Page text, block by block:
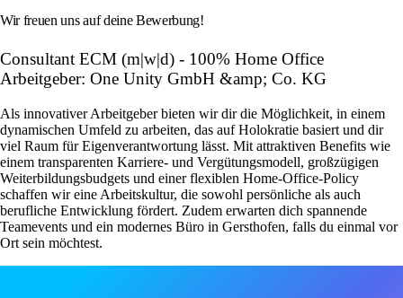
Wir freuen uns auf deine Bewerbung!
Consultant ECM (m|w|d) - 100% Home Office
Arbeitgeber: One Unity GmbH &amp; Co. KG
Als innovativer Arbeitgeber bieten wir dir die Möglichkeit, in einem
dynamischen Umfeld zu arbeiten, das auf Holokratie basiert und dir
viel Raum für Eigenverantwortung lässt. Mit attraktiven Benefits wie
einem transparenten Karriere- und Vergütungsmodell, großzügigen
Weiterbildungsbudgets und einer flexiblen Home-Office-Policy
schaffen wir eine Arbeitskultur, die sowohl persönliche als auch
berufliche Entwicklung fördert. Zudem erwarten dich spannende
Teamevents und ein modernes Büro in Gersthofen, falls du einmal vor
Ort sein möchtest.